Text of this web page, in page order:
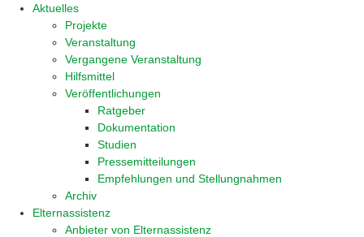
Aktuelles
Projekte
Veranstaltung
Vergangene Veranstaltung
Hilfsmittel
Veröffentlichungen
Ratgeber
Dokumentation
Studien
Pressemitteilungen
Empfehlungen und Stellungnahmen
Archiv
Elternassistenz
Anbieter von Elternassistenz